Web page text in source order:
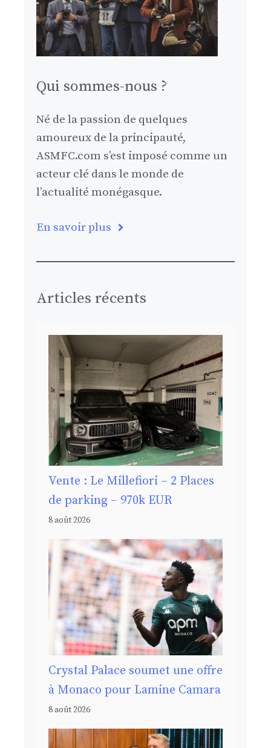
Qui sommes-nous ?
Né de la passion de quelques
amoureux de la principauté,
ASMFC.com s’est imposé comme un
acteur clé dans le monde de
l’actualité monégasque.
En savoir plus
Articles récents
Vente : Le Millefiori – 2 Places
de parking – 970k EUR
8 août 2026
Crystal Palace soumet une offre
à Monaco pour Lamine Camara
8 août 2026